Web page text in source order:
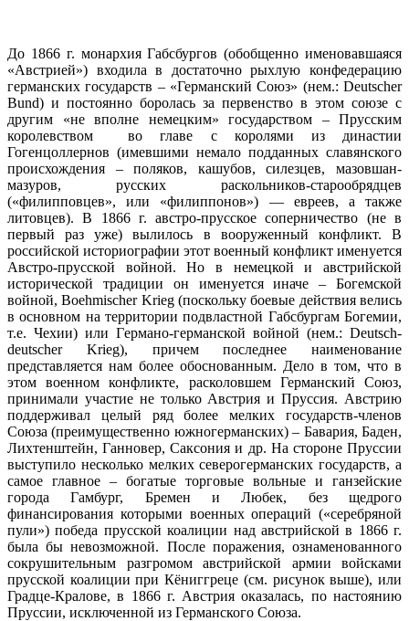
До 1866 г. монархия Габсбургов (обобщенно именовавшаяся
«Австрией») входила в достаточно рыхлую конфедерацию
германских государств – «Германский Союз» (нем.: Deutscher
Bund) и постоянно боролась за первенство в этом союзе с
другим «не вполне немецким» государством – Прусским
королевством во главе с королями из династии
Гогенцоллернов (имевшими немало подданных славянского
происхождения – поляков, кашубов, силезцев, мазовшан-
мазуров, русских раскольников-старообрядцев
(«филипповцев», или «филиппонов») — евреев, а также
литовцев). В 1866 г. австро-прусское соперничество (не в
первый раз уже) вылилось в вооруженный конфликт. В
российской историографии этот военный конфликт именуется
Австро-прусской войной. Но в немецкой и австрийской
исторической традиции он именуется иначе – Богемской
войной, Boehmischer Krieg (поскольку боевые действия велись
в основном на территории подвластной Габсбургам Богемии,
т.е. Чехии) или Германо-германской войной (нем.: Deutsch-
deutscher Krieg), причем последнее наименование
представляется нам более обоснованным. Дело в том, что в
этом военном конфликте, расколовшем Германский Союз,
принимали участие не только Австрия и Пруссия. Австрию
поддерживал целый ряд более мелких государств-членов
Союза (преимущественно южногерманских) – Бавария, Баден,
Лихтенштейн, Ганновер, Саксония и др. На стороне Пруссии
выступило несколько мелких северогерманских государств, а
самое главное – богатые торговые вольные и ганзейские
города Гамбург, Бремен и Любек, без щедрого
финансирования которыми военных операций («серебряной
пули») победа прусской коалиции над австрийской в 1866 г.
была бы невозможной. После поражения, ознаменованного
сокрушительным разгромом австрийской армии войсками
прусской коалиции при Кёниггреце (см. рисунок выше), или
Градце-Кралове, в 1866 г. Австрия оказалась, по настоянию
Пруссии, исключенной из Германского Союза.